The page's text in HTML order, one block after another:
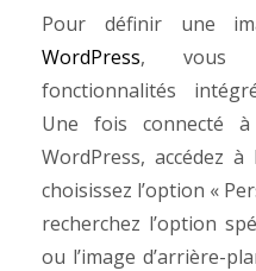
Pour définir une
WordPress, vous
fonctionnalités
Une fois connecté
WordPress, accédez
choisissez l’option «
recherchez l’option
ou l’image d’arrière-